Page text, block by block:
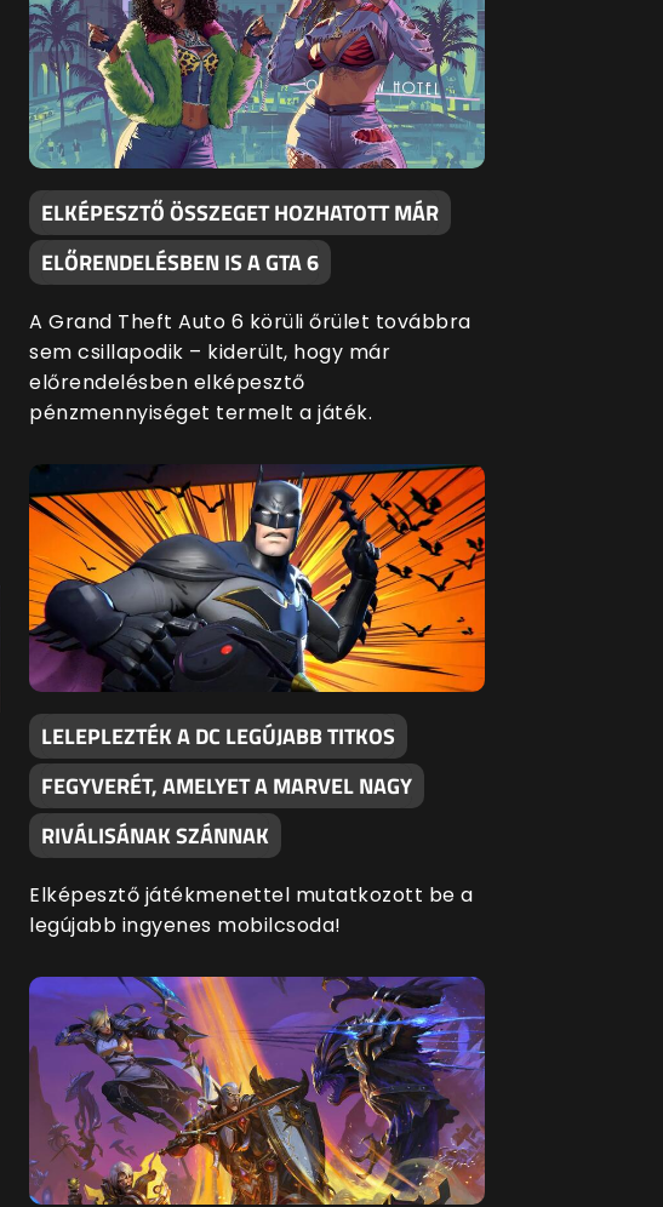
ELKÉPESZTŐ ÖSSZEGET HOZHATOTT MÁR
ELŐRENDELÉSBEN IS A GTA 6
A Grand Theft Auto 6 körüli őrület továbbra
sem csillapodik – kiderült, hogy már
előrendelésben elképesztő
pénzmennyiséget termelt a játék.
LELEPLEZTÉK A DC LEGÚJABB TITKOS
FEGYVERÉT, AMELYET A MARVEL NAGY
RIVÁLISÁNAK SZÁNNAK
Elképesztő játékmenettel mutatkozott be a
legújabb ingyenes mobilcsoda!